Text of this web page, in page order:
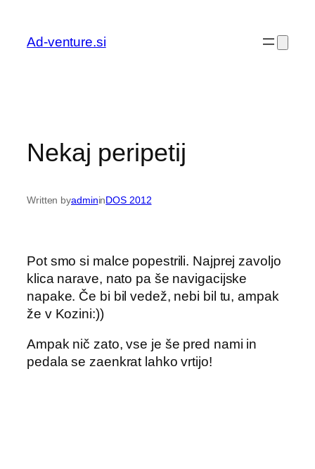
vsebino
Ad-venture.si
Nekaj peripetij
Written byadmininDOS 2012
Pot smo si malce popestrili. Najprej zavoljo
klica narave, nato pa še navigacijske
napake. Če bi bil vedež, nebi bil tu, ampak
že v Kozini:))
Ampak nič zato, vse je še pred nami in
pedala se zaenkrat lahko vrtijo!